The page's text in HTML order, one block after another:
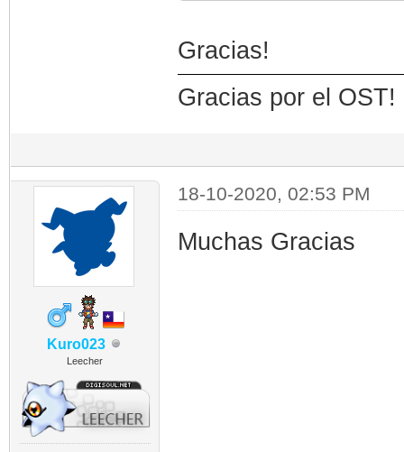
Gracias!
Gracias por el OST!
Kuro023
Leecher
18-10-2020, 02:53 PM
Muchas Gracias